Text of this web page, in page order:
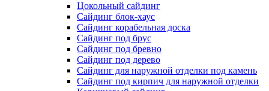
Цокольный сайдинг
Сайдинг блок-хаус
Сайдинг корабельная доска
Сайдинг под брус
Сайдинг под бревно
Сайдинг под дерево
Сайдинг для наружной отделки под камень
Сайдинг под кирпич для наружной отделки